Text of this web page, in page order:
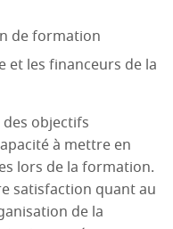
de formation
et les financeurs de la
objectifs
à mettre en
lors de la formation.
satisfaction quant au
de la